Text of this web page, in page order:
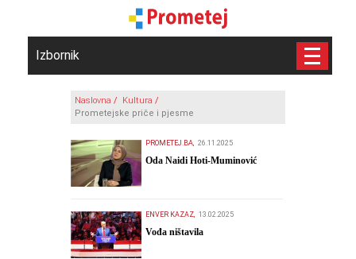
Izbornik
Naslovna / Kultura /
Prometejske priče i pjesme
PROMETEJ.BA, 26.11.2025
​Oda Naidi Hoti-Muminović
ENVER KAZAZ, 13.02.2025
Vođa ništavila